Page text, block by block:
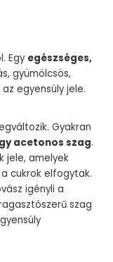
Egy egészséges,
gyümölcsös,
egyensúly jele.
Gyakran
acetonos szag.
jele, amelyek
cukrok elfogytak.
igényli a
szag